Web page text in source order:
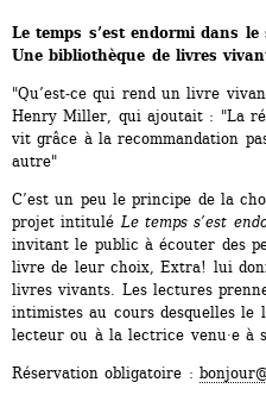
Le temps s’est endormi dans le
Une bibliothèque de livres
"Qu’est-ce qui rend un livre
Henry Miller, qui ajoutait : "La
vit grâce à la recommandation
autre"
C’est un peu le principe de la
projet intitulé Le temps s’est
invitant le public à écouter des
livre de leur choix, Extra! lui
livres vivants. Les lectures
intimistes au cours desquelles
lecteur ou à la lectrice venu·e à
Réservation obligatoire :